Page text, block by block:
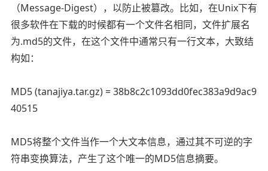
（Message-Digest），以防止被篡改。比如，在Unix下有
很多软件在下载的时候都有一个文件名相同，文件扩展名
为.md5的文件，在这个文件中通常只有一行文本，大致结
构如：
MD5 (tanajiya.tar.gz) = 38b8c2c1093dd0fec383a9d9ac9
40515
MD5将整个文件当作一个大文本信息，通过其不可逆的字
符串变换算法，产生了这个唯一的MD5信息摘要。